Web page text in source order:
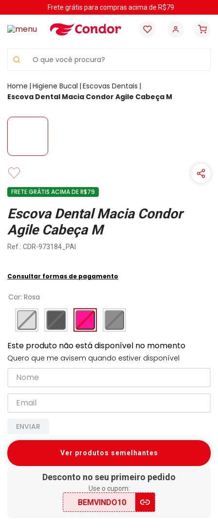
Frete grátis para compras acima de R$79
Higiene Bucal Escovas Dentais
Escova Dental Macia Condor Agile Cabeça M
FRETE GRÁTIS ACIMA DE R$79
Escova Dental Macia Condor
Agile Cabeça M
: CDR-973184_PAI
Consultar formas de pagamento
Cor: Rosa
Este produto não está disponível no momento
Quero que me avisem quando estiver disponível
ENVIAR
Ver produtos semelhantes
Desconto no seu primeiro pedido
Use o cupom:
BEMVINDO10